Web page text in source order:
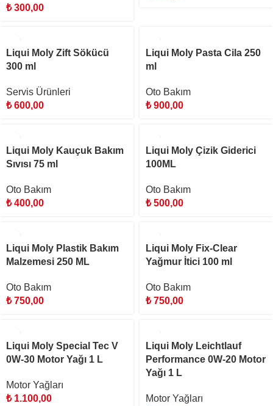
₺300,00
Liqui Moly Zift Sökücü
300 ml
Servis Ürünleri
₺600,00
Liqui Moly Pasta Cila 250
ml
Oto Bakım
₺900,00
Liqui Moly Kauçuk Bakım
Sıvısı 75 ml
Oto Bakım
₺400,00
Liqui Moly Çizik Giderici
100ML
Oto Bakım
₺500,00
Liqui Moly Plastik Bakım
Malzemesi 250 ML
Oto Bakım
₺750,00
Liqui Moly Fix-Clear
Yağmur İtici 100 ml
Oto Bakım
₺750,00
Liqui Moly Special Tec V
0W-30 Motor Yağı 1 L
Motor Yağları
₺1.100,00
Liqui Moly Leichtlauf
Performance 0W-20 Motor
Yağı 1 L
Motor Yağları